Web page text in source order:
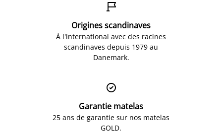

Origines scandinaves
À l'international avec des racines
scandinaves depuis 1979 au
Danemark.

Garantie matelas
25 ans de garantie sur nos matelas
GOLD.